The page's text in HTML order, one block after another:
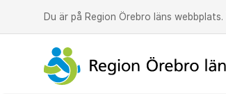
Du är på Region Örebro läns webbplats.